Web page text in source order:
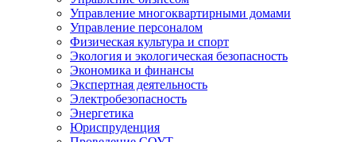
Управление многоквартирными домами
Управление персоналом
Физическая культура и спорт
Экология и экологическая безопасность
Экономика и финансы
Экспертная деятельность
Электробезопасность
Энергетика
Юриспруденция